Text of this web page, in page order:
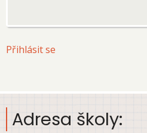
User
menu
Přihlásit se
Adresa školy: